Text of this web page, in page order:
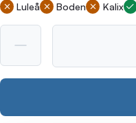
Luleå Boden Kalix